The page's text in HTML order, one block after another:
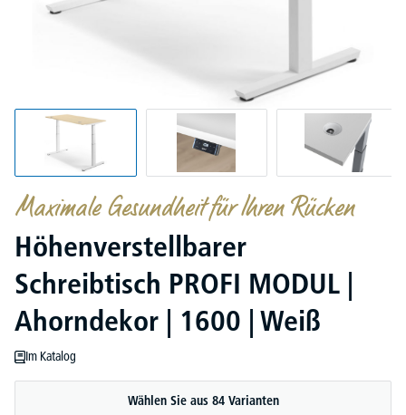
Maximale Gesundheit für Ihren Rücken
Höhenverstellbarer
Schreibtisch PROFI MODUL |
Ahorndekor | 1600 | Weiß
Im Katalog
Wählen Sie aus 84 Varianten